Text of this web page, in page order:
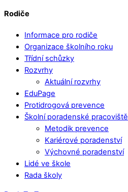
Rodiče
Informace pro rodiče
Organizace školního roku
Třídní schůzky
Rozvrhy
Aktuální rozvrhy
EduPage
Protidrogová prevence
Školní poradenské pracoviště
Metodik prevence
Kariérové poradenství
Výchovné poradenství
Lidé ve škole
Rada školy